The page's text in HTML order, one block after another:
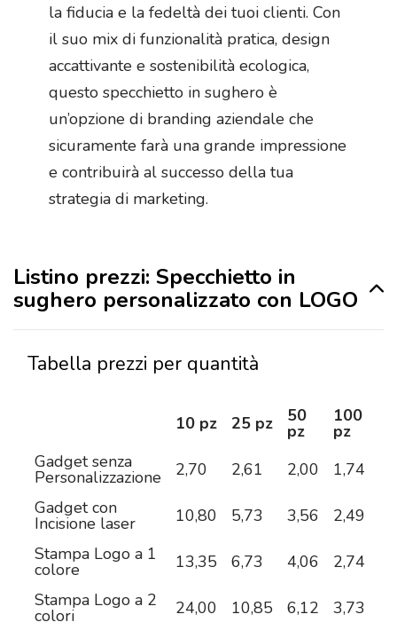
la fiducia e la fedeltà dei tuoi clienti. Con
il suo mix di funzionalità pratica, design
accattivante e sostenibilità ecologica,
questo specchietto in sughero è
un’opzione di branding aziendale che
sicuramente farà una grande impressione
e contribuirà al successo della tua
strategia di marketing.
Listino prezzi: Specchietto in
sughero personalizzato con LOGO
Tabella prezzi per quantità
10 pz 25 pz 50
pz
100
pz
Gadget senza
Personalizzazione 2,70 2,61 2,00 1,74
Gadget con
Incisione laser 10,80 5,73 3,56 2,49
Stampa Logo a 1
colore 13,35 6,73 4,06 2,74
Stampa Logo a 2
colori 24,00 10,85 6,12 3,73